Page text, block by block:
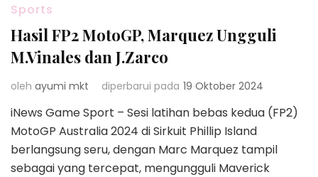
Sports
Hasil FP2 MotoGP, Marquez Ungguli
M.Vinales dan J.Zarco
oleh ayumi mkt diperbarui pada 19 Oktober 2024
iNews Game Sport – Sesi latihan bebas kedua (FP2)
MotoGP Australia 2024 di Sirkuit Phillip Island
berlangsung seru, dengan Marc Marquez tampil
sebagai yang tercepat, mengungguli Maverick